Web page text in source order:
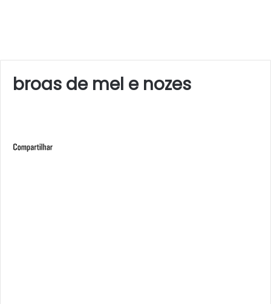
broas de mel e nozes